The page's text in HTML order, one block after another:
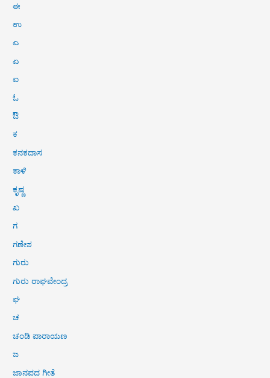
ಈ
ಉ
ಎ
ಏ
ಐ
ಓ
ಔ
ಕ
ಕನಕದಾಸ
ಕಾಳಿ
ಕೃಷ್ಣ
ಖ
ಗ
ಗಣೇಶ
ಗುರು
ಗುರು ರಾಘವೇಂದ್ರ
ಘ
ಚ
ಚಂಡಿ ಪಾರಾಯಣ
ಜ
ಜಾನಪದ ಗೀತೆ